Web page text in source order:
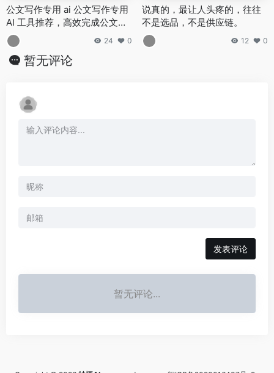
公文写作专用 ai 公文写作专用
AI 工具推荐，高效完成公文起
草与修改
24 0
说真的，最让人头疼的，往往
不是选品，不是供应链。
12 0
暂无评论
发表评论
暂无评论...